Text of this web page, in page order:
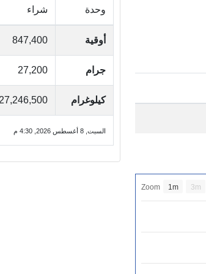
Zoom 1m 3m
وحدة شراء
أوقية 847,400
جرام 27,200
كيلوغرام 27,246,500
السبت, 8 أغسطس 2026, 4:30 م